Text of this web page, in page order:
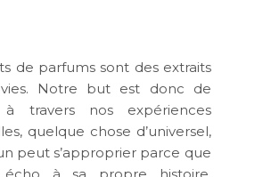
de parfums sont des extraits
Notre but est donc de
à travers nos expériences
quelque chose d’universel,
peut s’approprier parce que